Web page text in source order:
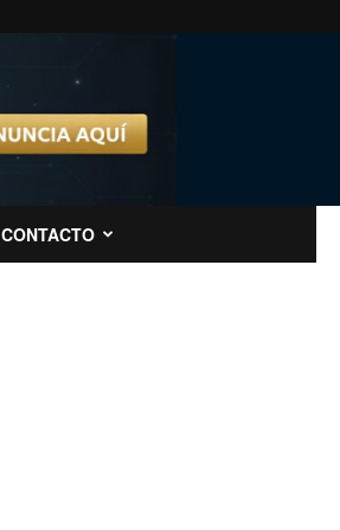
CONTACTO